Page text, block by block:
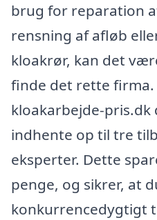
brug for reparation
rensning af afløb
kloakrør, kan det
finde det rette firma.
kloakarbejde-
indhente op til tre
eksperter. Dette
penge, og sikrer, at
konkurrencedygtigt